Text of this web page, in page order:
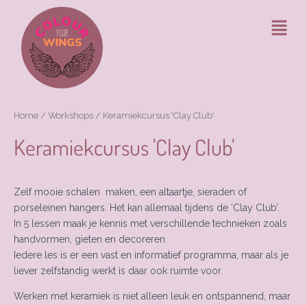
inhoud
Menu
Home / Workshops / Keramiekcursus 'Clay Club'
Keramiekcursus 'Clay Club'
Zelf mooie schalen maken, een altaartje, sieraden of
porseleinen hangers. Het kan allemaal tijdens de ‘Clay Club’.
In 5 lessen maak je kennis met verschillende technieken zoals
handvormen, gieten en decoreren.
Iedere les is er een vast en informatief programma, maar als je
liever zelfstandig werkt is daar ook ruimte voor.
Werken met keramiek is niet alleen leuk en ontspannend, maar